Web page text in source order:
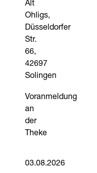
Alt
Ohligs,
Düsseldorfer
Str.
66,
42697
Solingen
Voranmeldung
an
der
Theke
03.08.2026